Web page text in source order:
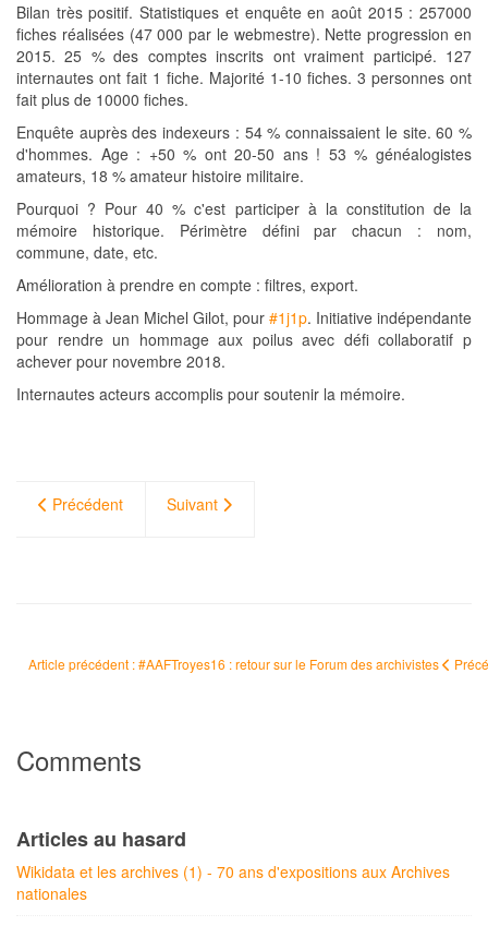
Bilan très positif. Statistiques et enquête en août 2015 : 257000
fiches réalisées (47 000 par le webmestre). Nette progression en
2015. 25 % des comptes inscrits ont vraiment participé. 127
internautes ont fait 1 fiche. Majorité 1-10 fiches. 3 personnes ont
fait plus de 10000 fiches.
Enquête auprès des indexeurs : 54 % connaissaient le site. 60 %
d'hommes. Age : +50 % ont 20-50 ans ! 53 % généalogistes
amateurs, 18 % amateur histoire militaire.
Pourquoi ? Pour 40 % c'est participer à la constitution de la
mémoire historique. Périmètre défini par chacun : nom,
commune, date, etc.
Amélioration à prendre en compte : filtres, export.
Hommage à Jean Michel Gilot, pour #1j1p. Initiative indépendante
pour rendre un hommage aux poilus avec défi collaboratif p
achever pour novembre 2018.
Internautes acteurs accomplis pour soutenir la mémoire.
Précédent Suivant
Article précédent : #AAFTroyes16 : retour sur le Forum des archivistes
Comments
Articles au hasard
Wikidata et les archives (1) - 70 ans d'expositions aux Archives
nationales